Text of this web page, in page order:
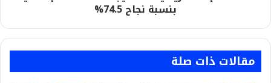
بنسبة نجاح 74.5%
مقالات ذات صلة